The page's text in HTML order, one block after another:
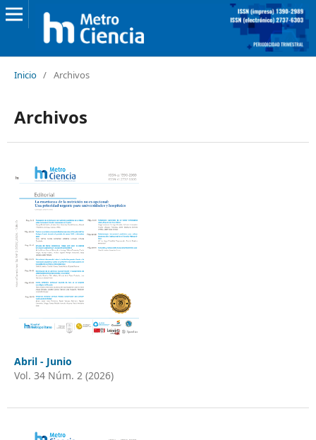
Inicio / Archivos
Archivos
Abril - Junio
Vol. 34 Núm. 2 (2026)